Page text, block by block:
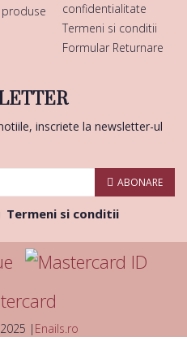
confidentialitate
Termeni si conditii
Formular Returnare
inscriete la newsletter-ul
ABONARE
Termeni si conditii
| Enails.ro